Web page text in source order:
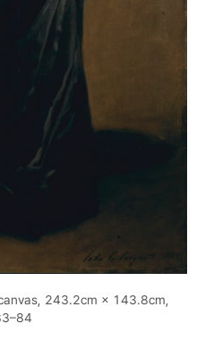
canvas, 243.2cm × 143.8cm,